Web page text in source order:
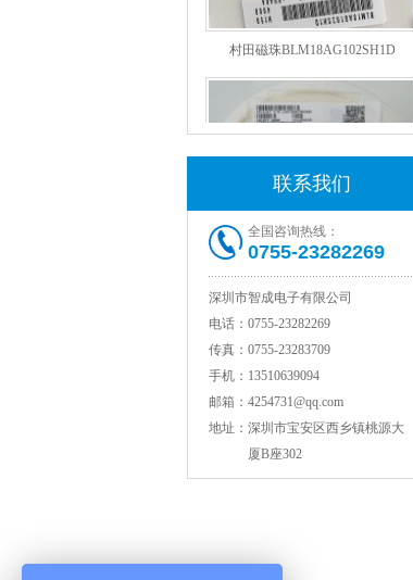
村田磁珠BLM18AG102SH1D
村田电感LQW18AN15NG00D
联系我们
全国咨询热线：
0755-23282269
深圳市智成电子有限公司
电话： 0755-23282269
传真： 0755-23283709
手机： 13510639094
邮箱： 4254731@qq.com
地址： 深圳市宝安区西乡镇桃源大
厦B座302